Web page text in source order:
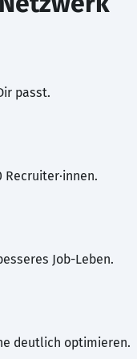
passt.
Job-Leben.
deutlich optimieren.